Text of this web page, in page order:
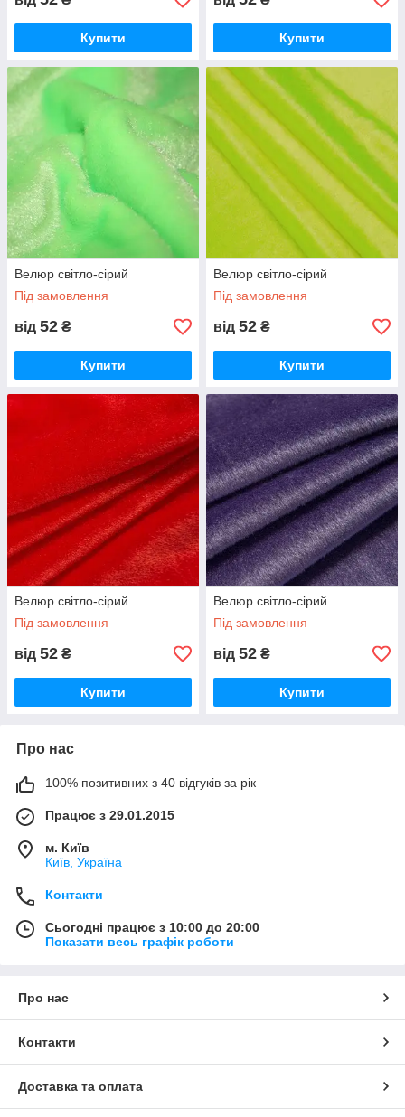
Купити Купити
Велюр світло-сірий
Під замовлення
від 52 ₴
Купити
Велюр світло-сірий
Під замовлення
від 52 ₴
Купити
Велюр світло-сірий
Під замовлення
від 52 ₴
Купити
Велюр світло-сірий
Під замовлення
від 52 ₴
Купити
Про нас
100% позитивних з 40 відгуків за рік
Працює з 29.01.2015
м. Київ
Київ, Україна
Контакти
Сьогодні працює з 10:00 до 20:00
Показати весь графік роботи
Про нас
Контакти
Доставка та оплата